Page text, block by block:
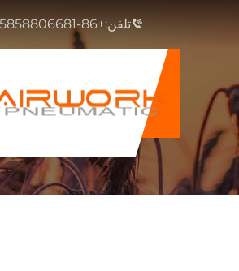
تلفن:+86-15858806681